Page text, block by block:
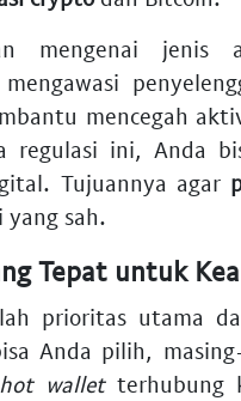
mengenai
mencegah
regulasi ini, Anda
Tujuannya agar
sah.
Tepat untuk
prioritas utama
Anda pilih,
hot walletterhubung